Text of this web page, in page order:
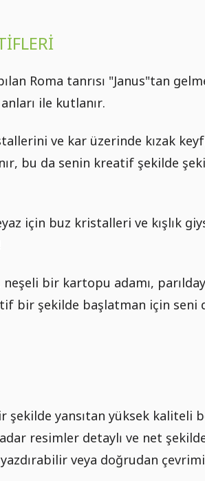
Roma tanrısı "Janus"tan
ile kutlanır.
ve kar üzerinde kızak
bu da senin kreatif şekilde
için buz kristalleri ve kışlık
neşeli bir kartopu adamı,
bir şekilde başlatman için seni
yansıtan yüksek kaliteli
resimler detaylı ve net
veya doğrudan